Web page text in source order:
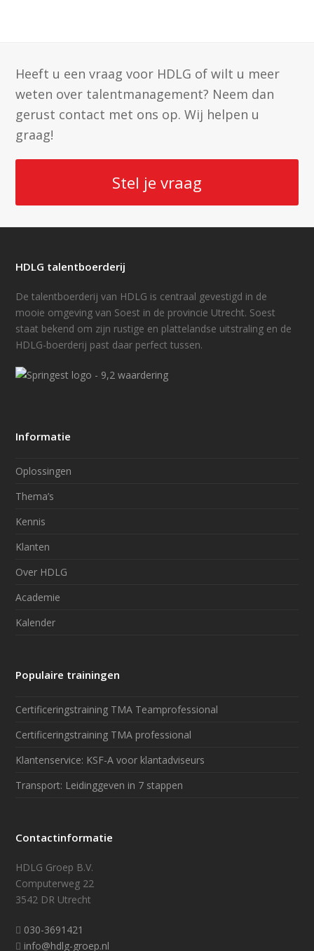
Heeft u een vraag voor HDLG of wilt u meer
weten over talentmanagement? Neem dan
gerust contact met ons op. Wij helpen u
graag!
Stel je vraag
HDLG talentboerderij
De talentboerderij van HDLG is centraal gevestigd in de
mooie omgeving van Soest in de provincie Utrecht. Soest
staat bekend om zijn rustige en plattelandse uitstraling en de
HDLG-boerderij past daar perfect tussen.
Informatie
Oplossingen
Thema’s
Kennis
Klanten
Over HDLG
Academie
Kalender
Populaire trainingen
Certificeringstraining TMA Teamprofessional
Certificeringstraining TMA professional
Klantenservice: KSF-A voor klantadviseurs
Transport: Leidinggeven in 7 stappen
Contactinformatie
HDLG Groep B.V.
Computerweg 22
3542 DR Utrecht
030-3691421
info@hdlg-groep.nl